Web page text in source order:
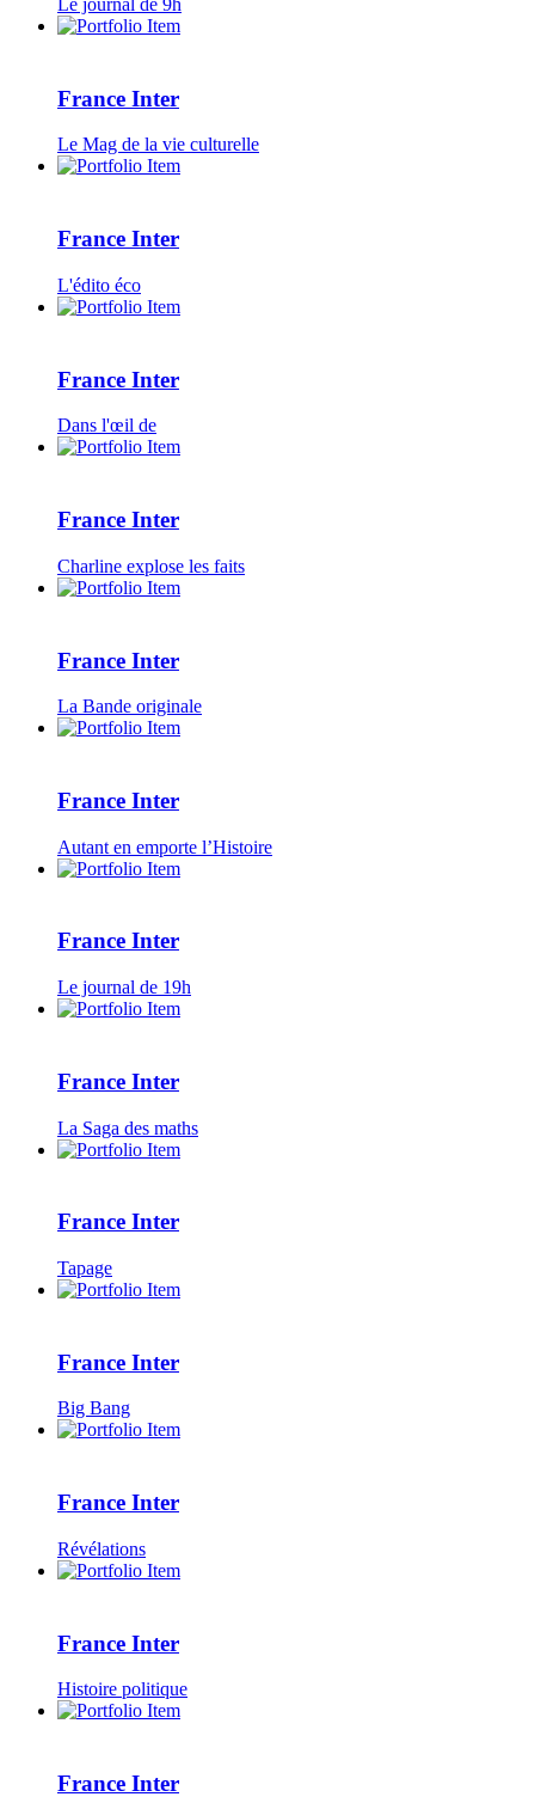
Le journal de 9h
France Inter
Le Mag de la vie culturelle
France Inter
L'édito éco
France Inter
Dans l'œil de
France Inter
Charline explose les faits
France Inter
La Bande originale
France Inter
Autant en emporte l’Histoire
France Inter
Le journal de 19h
France Inter
La Saga des maths
France Inter
Tapage
France Inter
Big Bang
France Inter
Révélations
France Inter
Histoire politique
France Inter